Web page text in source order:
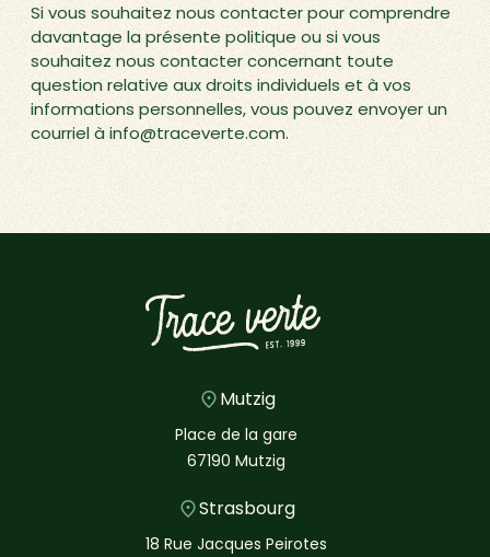
Si vous souhaitez nous contacter pour comprendre
davantage la présente politique ou si vous
souhaitez nous contacter concernant toute
question relative aux droits individuels et à vos
informations personnelles, vous pouvez envoyer un
courriel à info@traceverte.com.
Mutzig
Place de la gare
67190 Mutzig
Strasbourg
18 Rue Jacques Peirotes